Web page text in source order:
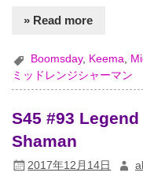
» Read more
Boomsday, Keema,
ミッドレンジシャーマン
S45 #93
Shaman
2017年12月14日